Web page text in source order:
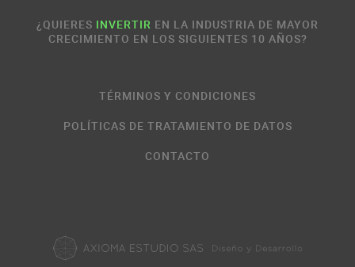
¿QUIERES INVERTIR EN LA INDUSTRIA DE MAYOR
CRECIMIENTO EN LOS SIGUIENTES 10 AÑOS?
TÉRMINOS Y CONDICIONES
POLÍTICAS DE TRATAMIENTO DE DATOS
CONTACTO